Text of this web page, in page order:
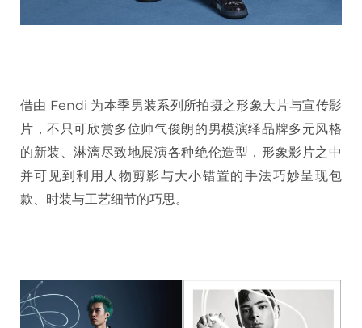
借由 Fendi 为本季男装系列所拍摄之形象大片与宣传影
片，不只可欣赏多位帅气俊朗的男模演绎品牌多元风格
的新装、淋漓尽致地展演各种绝伦造型，形象影片之中
并可见到利用人物剪影与大小错置的手法巧妙呈现包
款、时装与工艺细节的巧思。